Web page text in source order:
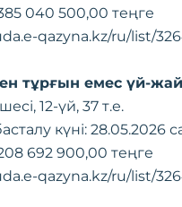
040 500,00 теңге
qazyna.kz/ru/list/
тұрғын емес үй-
12-үй, 37 т.е.
күні: 28.05.2026
692 900,00 теңге
qazyna.kz/ru/list/